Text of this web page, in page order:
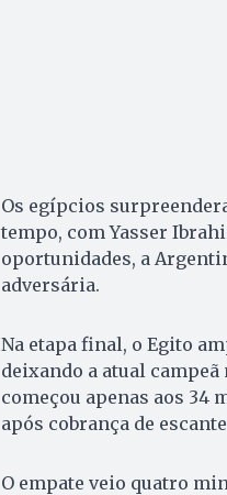
Os egípcios
tempo, com Yasser
oportunidades, a
adversária.
Na etapa final, o Egito
deixando a atual
começou apenas aos 34
após cobrança de
O empate veio quatro